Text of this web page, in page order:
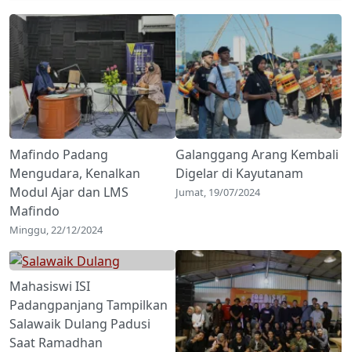
Mafindo Padang
Mengudara, Kenalkan
Modul Ajar dan LMS
Mafindo
Minggu, 22/12/2024
Galanggang Arang Kembali
Digelar di Kayutanam
Jumat, 19/07/2024
Mahasiswi ISI
Padangpanjang Tampilkan
Salawaik Dulang Padusi
Saat Ramadhan